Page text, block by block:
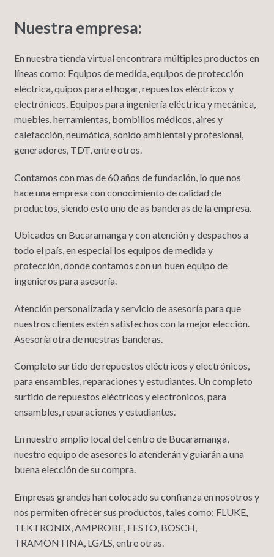
Nuestra empresa:
En nuestra tienda virtual encontrara múltiples productos en
líneas como: Equipos de medida, equipos de protección
eléctrica, quipos para el hogar, repuestos eléctricos y
electrónicos. Equipos para ingeniería eléctrica y mecánica,
muebles, herramientas, bombillos médicos, aires y
calefacción, neumática, sonido ambiental y profesional,
generadores, TDT, entre otros.
Contamos con mas de 60 años de fundación, lo que nos
hace una empresa con conocimiento de calidad de
productos, siendo esto uno de as banderas de la empresa.
Ubicados en Bucaramanga y con atención y despachos a
todo el país, en especial los equipos de medida y
protección, donde contamos con un buen equipo de
ingenieros para asesoría.
Atención personalizada y servicio de asesoría para que
nuestros clientes estén satisfechos con la mejor elección.
Asesoría otra de nuestras banderas.
Completo surtido de repuestos eléctricos y electrónicos,
para ensambles, reparaciones y estudiantes. Un completo
surtido de repuestos eléctricos y electrónicos, para
ensambles, reparaciones y estudiantes.
En nuestro amplio local del centro de Bucaramanga,
nuestro equipo de asesores lo atenderán y guiarán a una
buena elección de su compra.
Empresas grandes han colocado su confianza en nosotros y
nos permiten ofrecer sus productos, tales como: FLUKE,
TEKTRONIX, AMPROBE, FESTO, BOSCH,
TRAMONTINA, LG/LS, entre otras.